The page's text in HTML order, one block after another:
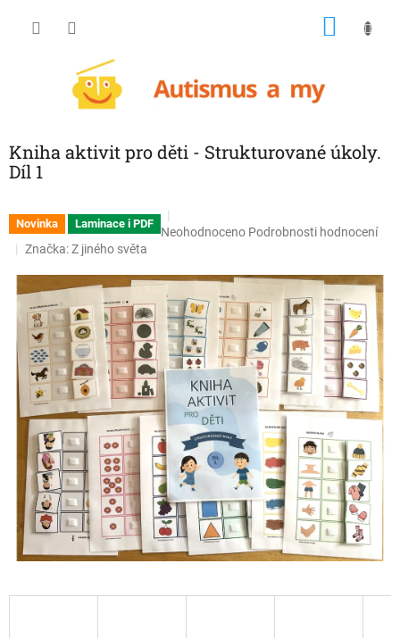
Kniha aktivit pro děti - Strukturované úkoly.
Díl 1
Novinka Laminace i PDF
Průměrné
je
0,0
5
hvězdiček.
Neohodnoceno Podrobnosti hodnocení
Značka:Z jiného světa